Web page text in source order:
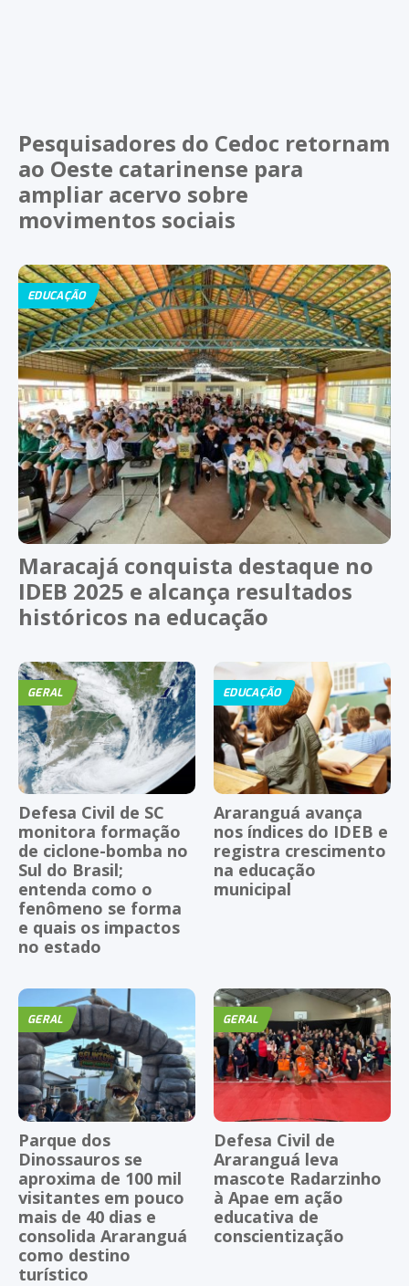
Pesquisadores do Cedoc retornam
ao Oeste catarinense para
ampliar acervo sobre
movimentos sociais
EDUCAÇÃO
Maracajá conquista destaque no
IDEB 2025 e alcança resultados
históricos na educação
GERAL
Defesa Civil de SC
monitora formação
de ciclone-bomba no
Sul do Brasil;
entenda como o
fenômeno se forma
e quais os impactos
no estado
EDUCAÇÃO
Araranguá avança
nos índices do IDEB e
registra crescimento
na educação
municipal
GERAL
Parque dos
Dinossauros se
aproxima de 100 mil
visitantes em pouco
mais de 40 dias e
consolida Araranguá
como destino
turístico
GERAL
Defesa Civil de
Araranguá leva
mascote Radarzinho
à Apae em ação
educativa de
conscientização